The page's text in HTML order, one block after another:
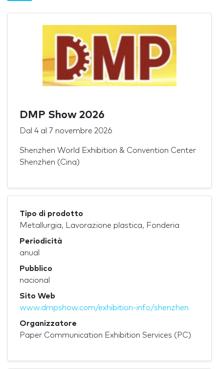
DMP Show 2026
Dal 4 al 7 novembre 2026
Shenzhen World Exhibition & Convention Center
Shenzhen (Cina)
Tipo di prodotto
Metallurgia, Lavorazione plastica, Fonderia
Periodicità
anual
Pubblico
nacional
Sito Web
www.dmpshow.com/exhibition-info/shenzhen
Organizzatore
Paper Communication Exhibition Services (PC)